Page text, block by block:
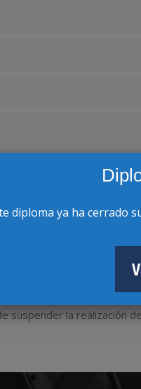
suspender la realización
diploma ya ha cerrado